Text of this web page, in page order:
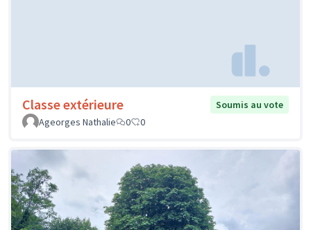
Classe extérieure
Soumis au vote
Ageorges Nathalie
0 0